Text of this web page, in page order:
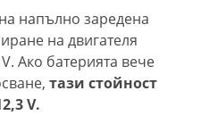
напълно заредена
на двигателя
Ако батерията вече
тази стойност
V.